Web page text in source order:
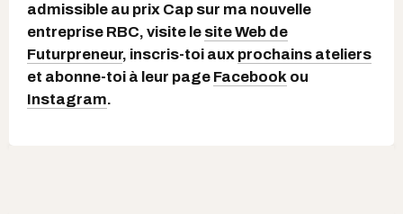
admissible au prix Cap sur ma nouvelle
entreprise RBC, visite le site Web de
Futurpreneur, inscris-toi aux prochains ateliers
et abonne-toi à leur page Facebook ou
Instagram.